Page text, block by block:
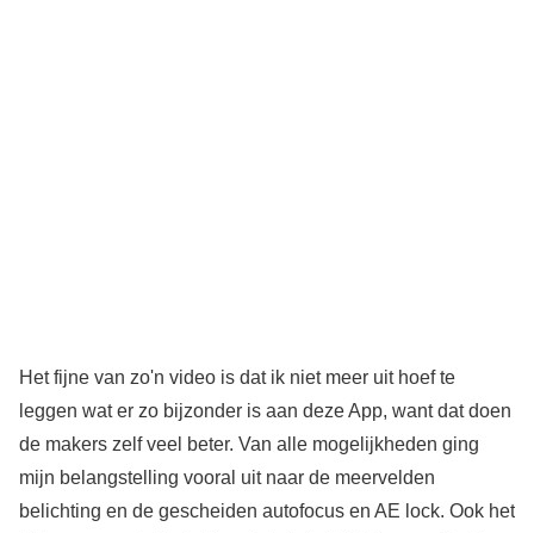
Het fijne van zo'n video is dat ik niet meer uit hoef te
leggen wat er zo bijzonder is aan deze App, want dat doen
de makers zelf veel beter. Van alle mogelijkheden ging
mijn belangstelling vooral uit naar de meervelden
belichting en de gescheiden autofocus en AE lock. Ook het